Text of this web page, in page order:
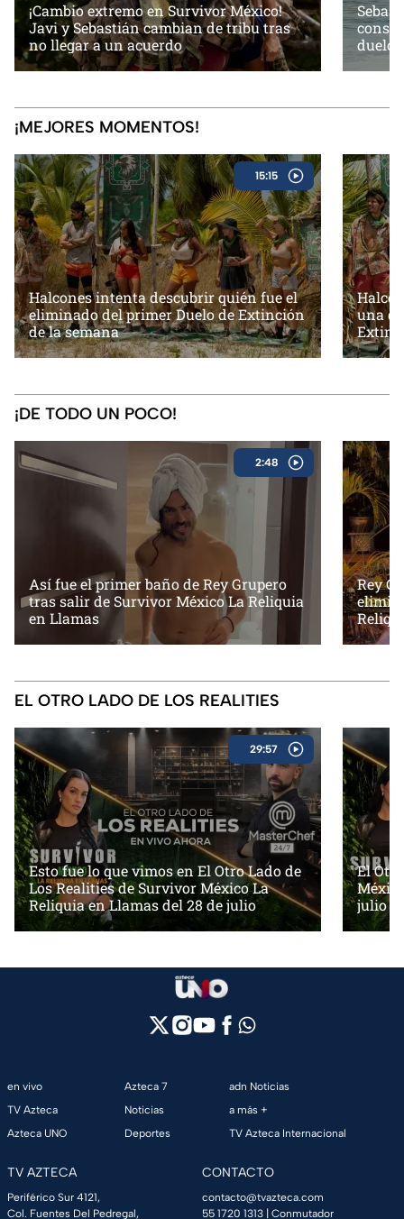
¡Cambio extremo en Survivor México!
Javi y Sebastián cambian de tribu tras
no llegar a un acuerdo
duelo
¡MEJORES MOMENTOS!
15:15
Halcones intenta descubrir quién fue el
eliminado del primer Duelo de Extinción
de la semana
una
¡DE TODO UN POCO!
2:48
Así fue el primer baño de Rey Grupero
tras salir de Survivor México La Reliquia
en Llamas
Rey
EL OTRO LADO DE LOS REALITIES
29:57
Esto fue lo que vimos en El Otro Lado de
Los Realities de Survivor México La
Reliquia en Llamas del 28 de julio
El
julio
en vivo
TV Azteca
Azteca UNO
Azteca 7
Noticias
Deportes
adn Noticias
a más +
TV Azteca Internacional
TV AZTECA
Periférico Sur 4121,
Col. Fuentes Del Pedregal,
CONTACTO
contacto@tvazteca.com
55 1720 1313 | Conmutador